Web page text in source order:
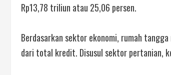
Rp13,78 triliun atau 25,06 persen.
Berdasarkan sektor ekonomi, rumah
dari total kredit. Disusul sektor pertanian,